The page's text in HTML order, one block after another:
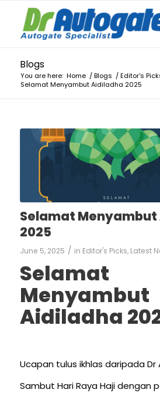
Blogs
You are here: Home / Blogs / Editor's
Selamat Menyambut Aidiladha 2025
Selamat
2025
June 5, 2025 / in Editor's Picks, Latest
Selamat
Menyambut
Aidiladha
Ucapan tulus ikhlas daripada
Sambut Hari Raya Haji dengan